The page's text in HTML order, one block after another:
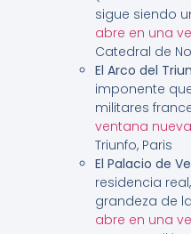
sigue siendo
abre en una
Catedral de
El Arco del
imponente
militares
ventana
Triunfo, Paris
El Palacio de
residencia
grandeza de
abre en una